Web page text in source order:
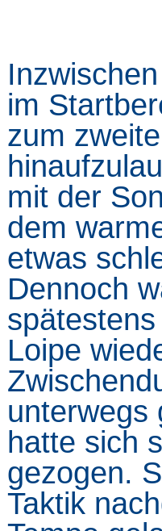
im
zum
mit der
dem
etwas
Dennoch
Loipe
unterwegs
hatte sich
gezogen.
Taktik